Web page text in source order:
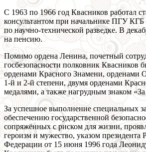
С 1963 по 1966 год Квасников работал
консультантом при начальнике ПГУ КГБ
по научно-технической разведке. В
на пенсию.
Помимо ордена Ленина, почетный
госбезопасности полковник Квасников
орденами Красного Знамени, орденами
1-й и 2-й степени, двумя орденами
медалями, а также нагрудным знаком «За
За успешное выполнение специальных
обеспечению государственной
сопряжённых с риском для жизни,
героизм и мужество, указом президента
Федерации от 15 июня 1996 года